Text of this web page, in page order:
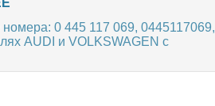
0 445 117 069, 0445117069,
AUDI и VOLKSWAGEN с